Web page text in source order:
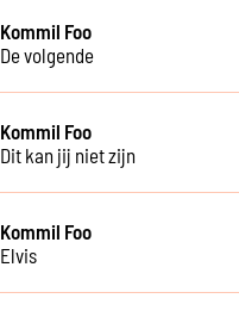
Kommil Foo
De volgende
Kommil Foo
Dit kan jij niet zijn
Kommil Foo
Elvis